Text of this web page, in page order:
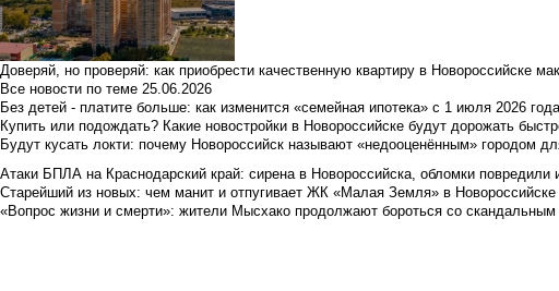
Доверяй, но проверяй: как приобрести качественную квартиру в Новороссийске
Все новости по теме 25.06.2026
Без детей - платите больше: как изменится «семейная ипотека» с 1 июля 2026 года
Купить или подождать? Какие новостройки в Новороссийске будут дорожать
Будут кусать локти: почему Новороссийск называют «недооценённым» городом
Атаки БПЛА на Краснодарский край: сирена в Новороссийска, обломки повредили
Старейший из новых: чем манит и отпугивает ЖК «Малая Земля» в Новороссийске
«Вопрос жизни и смерти»: жители Мысхако продолжают бороться со